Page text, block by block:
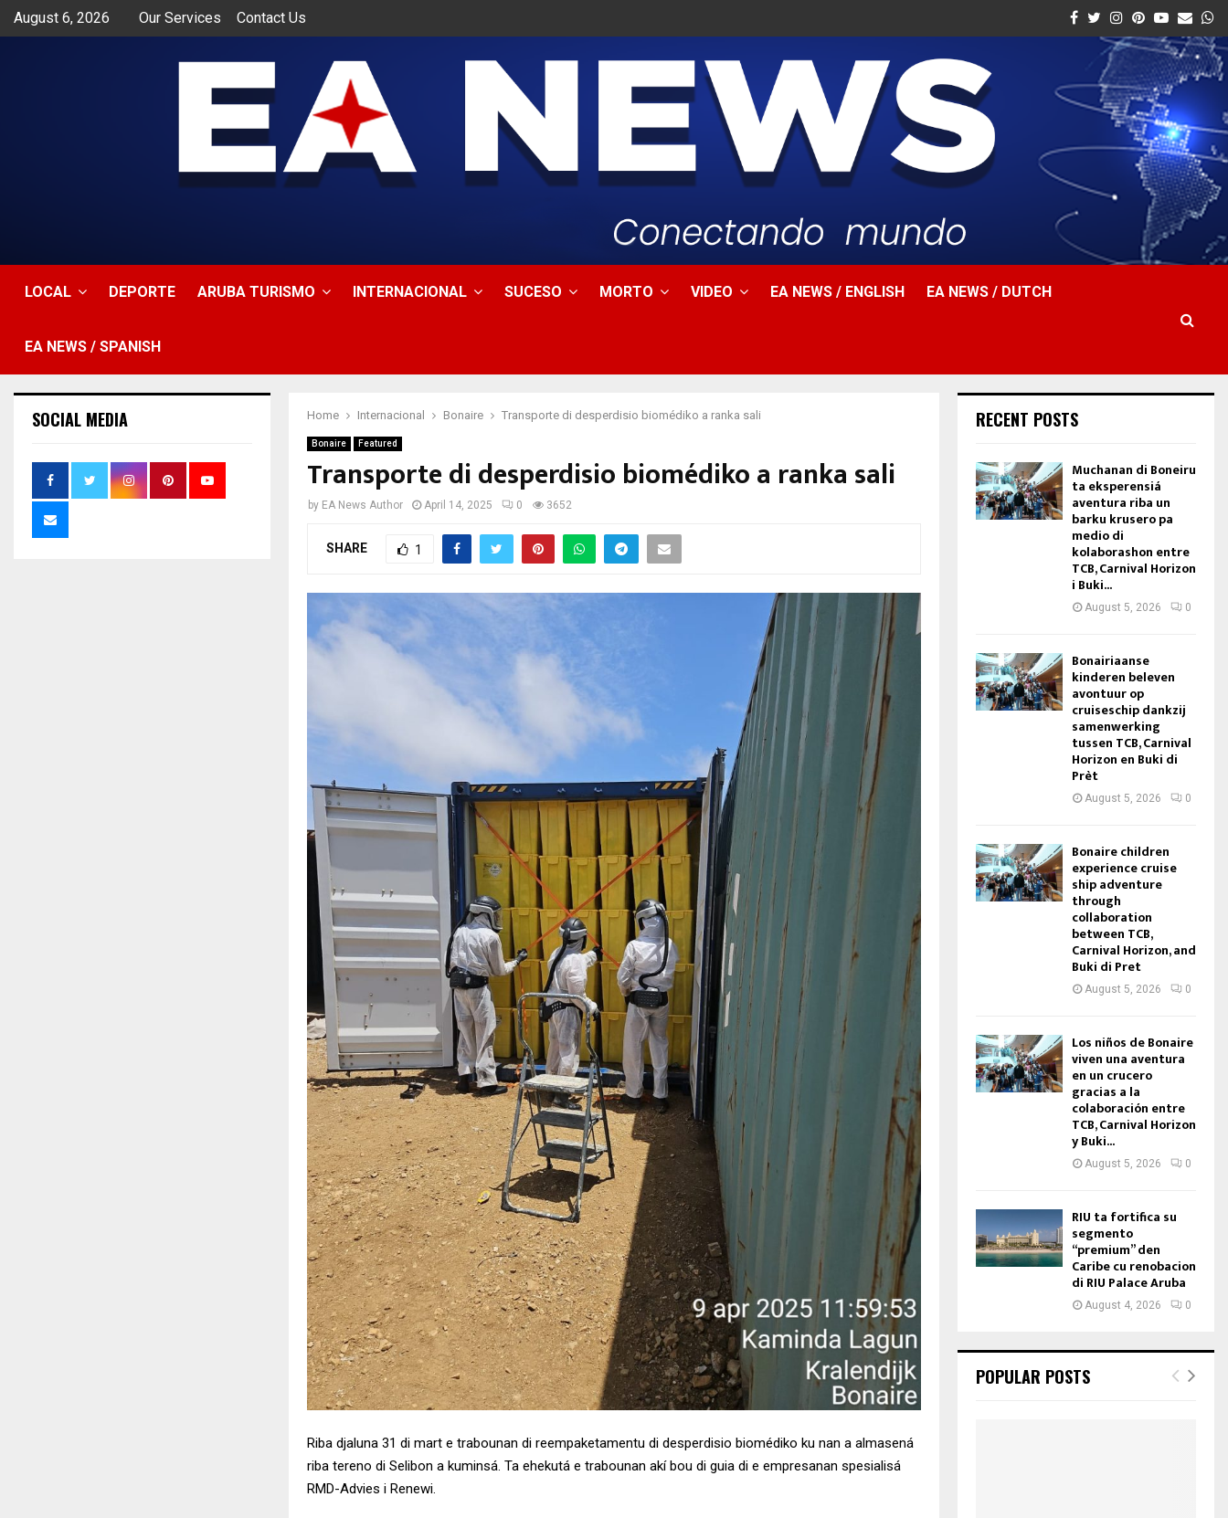
August 6, 2026 Our Services Contact Us Facebook
Twitter
Instagram
Pinterest
Youtube
Email
LOCAL DEPORTE ARUBA TURISMO INTERNACIONAL SUCESO MORTO VIDEO EA NEWS / ENGLISH EA NEWS / DUTCH
EA NEWS / SPANISH
Home Internacional Bonaire Transporte di desperdisio biomédiko a ranka sali
Bonaire Featured
Transporte di desperdisio biomédiko a ranka sali
by EA News Author April 14, 2025 0 3652
SHARE 1
Riba djaluna 31 di mart e trabounan di reempaketamentu di desperdisio biomédiko ku nan a almasená
riba tereno di Selibon a kuminsá. Ta ehekutá e trabounan akí bou di guia di e empresanan spesialisá
RMD-Advies i Renewi.
SOCIAL MEDIA RECENT POSTS
Muchanan di Boneiru
ta eksperensiá
aventura riba un
barku krusero pa
medio di
kolaborashon entre
TCB, Carnival Horizon
i Buki...
August 5, 2026 0
Bonairiaanse
kinderen beleven
avontuur op
cruiseschip dankzij
samenwerking
tussen TCB, Carnival
Horizon en Buki di
Prèt
August 5, 2026 0
Bonaire children
experience cruise
ship adventure
through
collaboration
between TCB,
Carnival Horizon, and
Buki di Pret
August 5, 2026 0
Los niños de Bonaire
viven una aventura
en un crucero
gracias a la
colaboración entre
TCB, Carnival Horizon
y Buki...
August 5, 2026 0
RIU ta fortifica su
segmento
“premium” den
Caribe cu renobacion
di RIU Palace Aruba
August 4, 2026 0
POPULAR POSTS